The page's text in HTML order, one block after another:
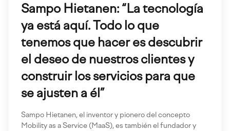
Sampo Hietanen: “La tecnología
ya está aquí. Todo lo que
tenemos que hacer es descubrir
el deseo de nuestros clientes y
construir los servicios para que
se ajusten a él”
Sampo Hietanen, el inventor y pionero del concepto
Mobility as a Service (MaaS), es también el fundador y